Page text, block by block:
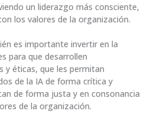
un liderazgo más consciente,
los valores de la organización.
es importante invertir en la
para que desarrollen
y éticas, que les permitan
de la IA de forma crítica y
de forma justa y en consonancia
de la organización.